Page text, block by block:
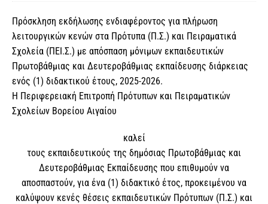
Πρόσκληση εκδήλωσης ενδιαφέροντος για πλήρωση
λειτουργικών κενών στα Πρότυπα (Π.Σ.) και Πειραματικά
Σχολεία (ΠΕΙ.Σ.) με απόσπαση μόνιμων εκπαιδευτικών
Πρωτοβάθμιας και Δευτεροβάθμιας εκπαίδευσης διάρκειας
ενός (1) διδακτικού έτους, 2025-2026.
Η Περιφερειακή Επιτροπή Πρότυπων και Πειραματικών
Σχολείων Βορείου Αιγαίου
καλεί
τους εκπαιδευτικούς της δημόσιας Πρωτοβάθμιας και
Δευτεροβάθμιας Εκπαίδευσης που επιθυμούν να
αποσπαστούν, για ένα (1) διδακτικό έτος, προκειμένου να
καλύψουν κενές θέσεις εκπαιδευτικών Πρότυπων (Π.Σ.) και